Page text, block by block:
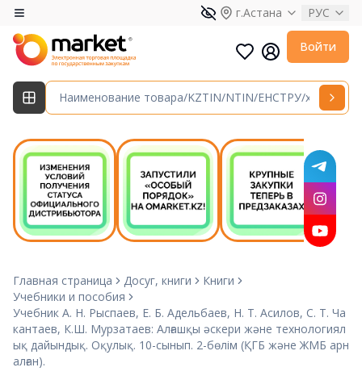
г.Астана РУС
Войти
Главная страница Досуг, книги
Книги
Учебники и пособия
Учебник А. Н. Рыспаев, Е. Б. Адельбаев, Н. Т. Асилов, С. Т. Ча
кантаев, К.Ш. Мурзатаев: Алғашқы әскери және технологиял
ық дайындық. Оқулық. 10-сынып. 2-бөлім (ҚГБ және ЖМБ арн
алған).